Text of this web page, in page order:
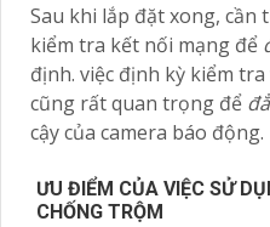
Sau khi lắp đặt xong, cần
kiểm tra kết nối mạng để
định. việc định kỳ kiểm
cũng rất quan trọng để
cậy của camera báo động.
ƯU ĐIỂM CỦA VIỆC SỬ
CHỐNG TRỘM